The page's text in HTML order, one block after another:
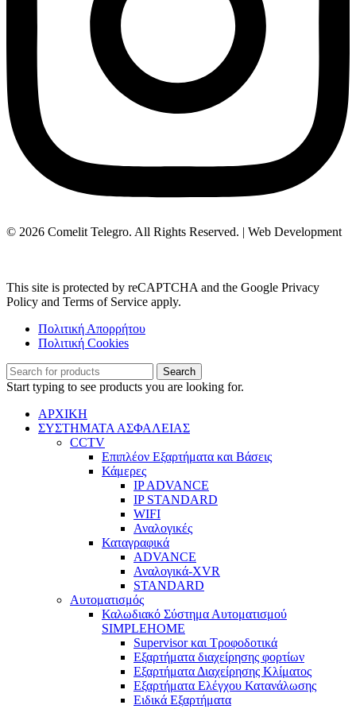
© 2026 Comelit Telegro. All Rights Reserved. | Web Development
This site is protected by reCAPTCHA and the Google Privacy
Policy and Terms of Service apply.
Πολιτική Απορρήτου
Πολιτική Cookies
Search
Start typing to see products you are looking for.
ΑΡΧΙΚΗ
ΣΥΣΤΗΜΑΤΑ ΑΣΦΑΛΕΙΑΣ
CCTV
Επιπλέον Εξαρτήματα και Βάσεις
Κάμερες
IP ADVANCE
IP STANDARD
WIFI
Αναλογικές
Καταγραφικά
ADVANCE
Αναλογικά-XVR
STANDARD
Αυτοματισμός
Καλωδιακό Σύστημα Αυτοματισμού
SIMPLEHOME
Supervisor και Τροφοδοτικά
Εξαρτήματα διαχείρησης φορτίων
Εξαρτήματα Διαχείρησης Κλίματος
Εξαρτήματα Ελέγχου Κατανάλωσης
Ειδικά Εξαρτήματα